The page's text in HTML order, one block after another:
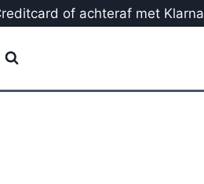
of achteraf met Klarna